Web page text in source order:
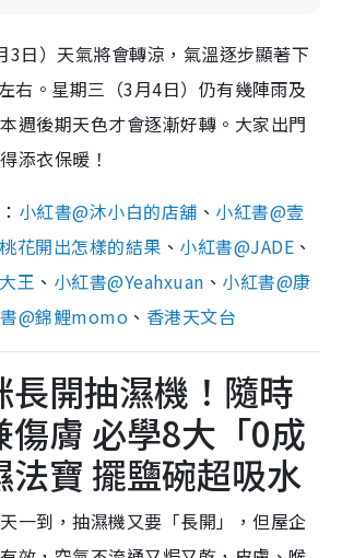
3日）天氣將會轉涼，氣溫逐步顯著下
右。星期三（3月4日）仍有幾陣雨及
週後期天色才會逐漸好轉。大家出門
添衣保暖！
小紅書@沐小白的店舖 、 小紅書@壹
花開出怎樣的結果 、 小紅書@JADE 、
王 、 小紅書@Yeahxuan 、 小紅書@康
@錦鯉momo 、 香港天文台
長開抽濕機！隨時
傷膚 必學8大「0成
法寶 擺鹽碗超吸水
一到，抽濕機又要「長開」，但屋企